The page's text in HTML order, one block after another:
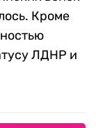
Кроме
ЛДНР и